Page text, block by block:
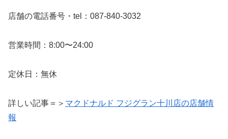
店舗の電話番号・tel：087-840-3032
営業時間：8:00〜24:00
定休日：無休
詳しい記事＝＞ マクドナルド フジグラン十川店の店舗情
報